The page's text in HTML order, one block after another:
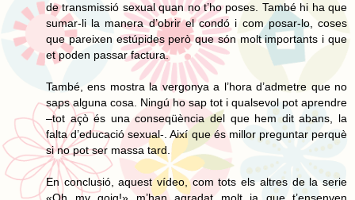
de transmissió sexual quan no t’ho poses. També hi ha que
sumar-li la manera d’obrir el condó i com posar-lo, coses
que pareixen estúpides però que són molt importants i que
et poden passar factura.
També, ens mostra la vergonya a l’hora d’admetre que no
saps alguna cosa. Ningú ho sap tot i qualsevol pot aprendre
–tot açò és una conseqüència del que hem dit abans, la
falta d’educació sexual-. Així que és millor preguntar perquè
si no pot ser massa tard.
En conclusió, aquest vídeo, com tots els altres de la serie